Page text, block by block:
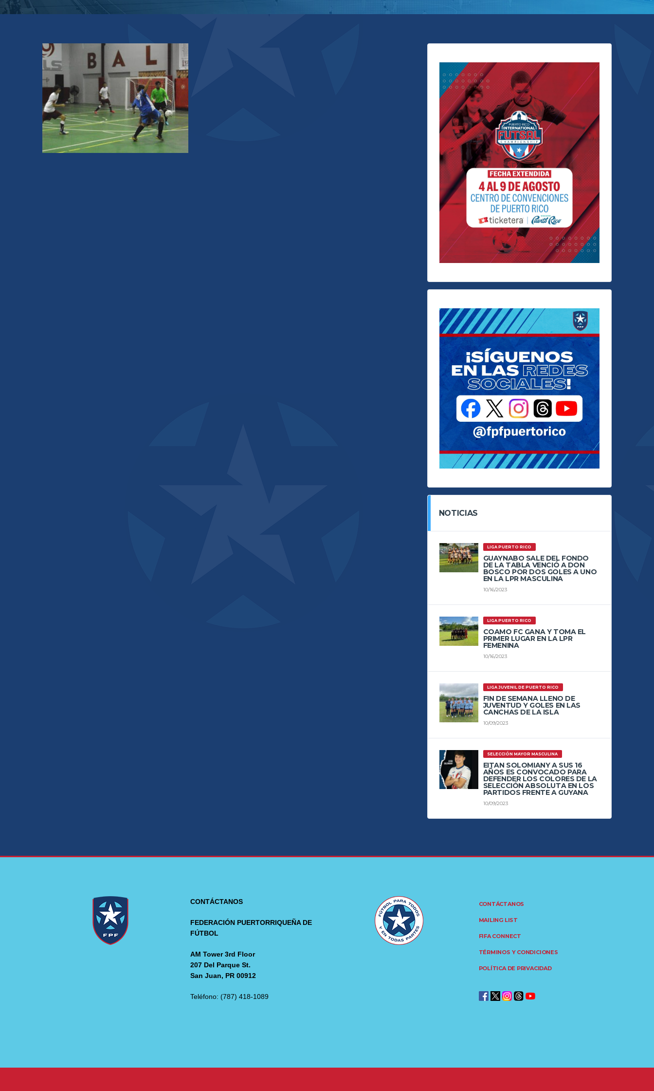
NOTICIAS
LIGA PUERTO RICO
GUAYNABO SALE DEL FONDO
DE LA TABLA VENCIÓ A DON
BOSCO POR DOS GOLES A UNO
EN LA LPR MASCULINA
10/16/2023
LIGA PUERTO RICO
COAMO FC GANA Y TOMA EL
PRIMER LUGAR EN LA LPR
FEMENINA
10/16/2023
LIGA JUVENIL DE PUERTO RICO
FIN DE SEMANA LLENO DE
JUVENTUD Y GOLES EN LAS
CANCHAS DE LA ISLA
10/09/2023
SELECCIÓN MAYOR MASCULINA
EITAN SOLOMIANY A SUS 16
AÑOS ES CONVOCADO PARA
DEFENDER LOS COLORES DE LA
SELECCIÓN ABSOLUTA EN LOS
PARTIDOS FRENTE A GUYANA
10/09/2023
CONTÁCTANOS
FEDERACIÓN PUERTORRIQUEÑA DE
FÚTBOL
AM Tower 3rd Floor
207 Del Parque St.
San Juan, PR 00912
Teléfono: (787) 418-1089
CONTÁCTANOS
MAILING LIST
FIFA CONNECT
TÉRMINOS Y CONDICIONES
POLÍTICA DE PRIVACIDAD